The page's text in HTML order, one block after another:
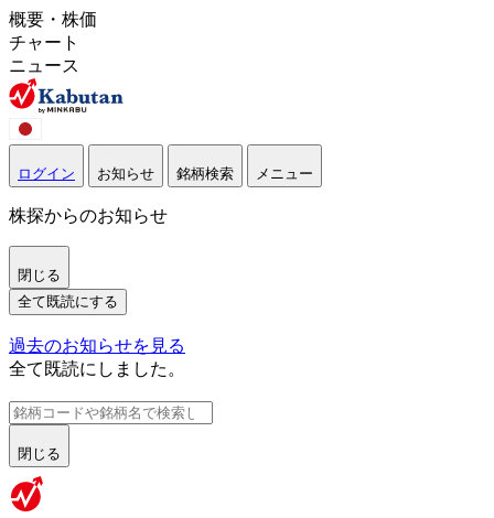
概要・株価
チャート
ニュース
ログイン お知らせ 銘柄検索 メニュー
株探からのお知らせ
閉じる
全て既読にする
過去のお知らせを見る
全て既読にしました。
閉じる